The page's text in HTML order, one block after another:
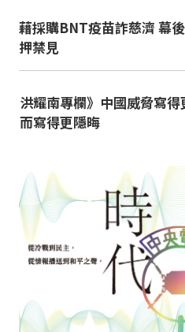
藉採購BNT疫苗詐慈濟 幕
押禁見
洪耀南專欄》中國威脅寫
而寫得更隱晦